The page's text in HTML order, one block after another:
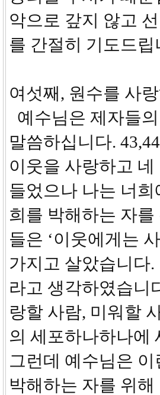
악으로 갚지 않고
를 간절히 기도드립
여섯째, 원수를 사
예수님은 제자들
말씀하십니다.
이웃을 사랑하고
들었으나 나는 너
희를 박해하는 자
들은 ‘이웃에게는
가지고 살았습니다
라고 생각하였습니
랑할 사람, 미워할
의 세포하나하나에
그런데 예수님은
박해하는 자를 위